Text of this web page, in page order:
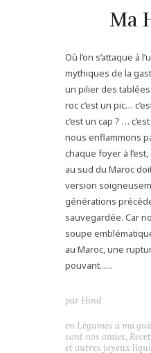
Ma
Où l’on s’attaque à
mythiques de la
un pilier des tablées
roc c’est un pic…
c’est un cap ? …
nous enflammons
chaque foyer à
au sud du Maroc
version
générations
sauvegardée. Car
soupe
au Maroc, une
pouvant......
par Hind
en Légumes à ma
sont nos amies,
et autres joyeux